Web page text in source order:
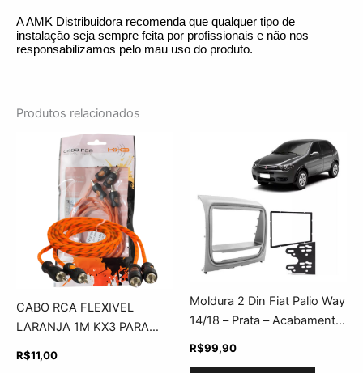
A AMK Distribuidora recomenda que qualquer tipo de
instalação seja sempre feita por profissionais e não nos
responsabilizamos pelo mau uso do produto.
Produtos relacionados
CABO RCA FLEXIVEL
LARANJA 1M KX3 PARA
R$11,00
Moldura 2 Din Fiat Palio Way
14/18 – Prata – Acabamento
Uv Protection
R$99,90